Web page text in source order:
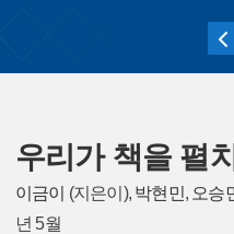
우리가 책을 펼
이금이 (지은이), 박현민, 오승
년 5월